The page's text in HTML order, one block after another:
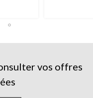
vos offres